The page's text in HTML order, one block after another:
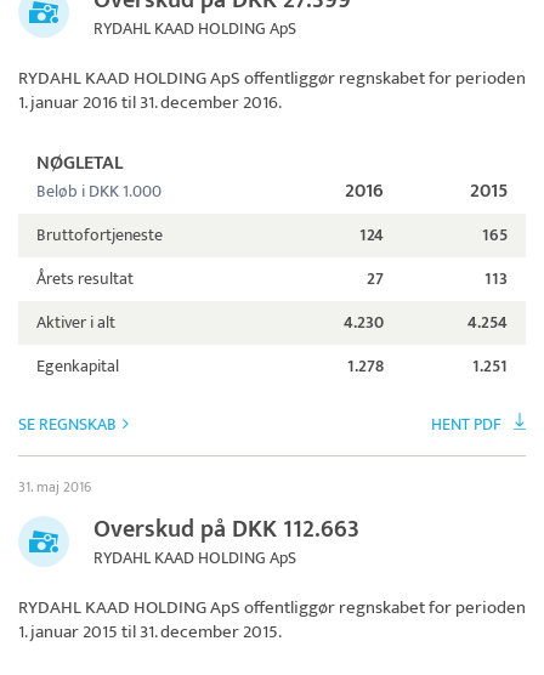
RYDAHL KAAD HOLDING ApS
RYDAHL KAAD HOLDING ApSoffentliggør regnskabet for perioden
1. januar 2016 til 31. december 2016.
NØGLETAL
Beløb i DKK 1.000 2016 2015
Bruttofortjeneste 124
165
Årets resultat
27
113
Aktiver i alt
4.230
4.254
Egenkapital
1.278 1.251
SE REGNSKAB HENT PDF
31. maj 2016
Overskud på DKK 112.663
RYDAHL KAAD HOLDING ApS
RYDAHL KAAD HOLDING ApSoffentliggør regnskabet for perioden
1. januar 2015 til 31. december 2015.